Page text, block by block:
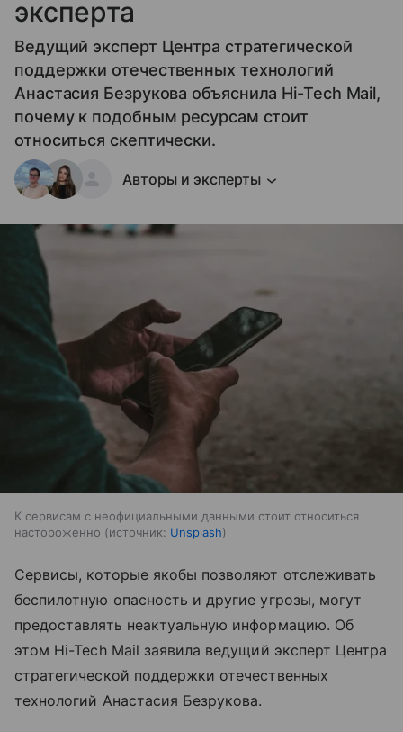
эксперта
Ведущий эксперт Центра стратегической
поддержки отечественных технологий
Анастасия Безрукова объяснила Hi-Tech Mail,
почему к подобным ресурсам стоит
относиться скептически.
Авторы и эксперты
К сервисам с неофициальными данными стоит относиться
настороженно
источник: Unsplash
Сервисы, которые якобы позволяют отслеживать
беспилотную опасность и другие угрозы, могут
предоставлять неактуальную информацию. Об
этом Hi-Tech Mail заявила ведущий эксперт Центра
стратегической поддержки отечественных
технологий Анастасия Безрукова.